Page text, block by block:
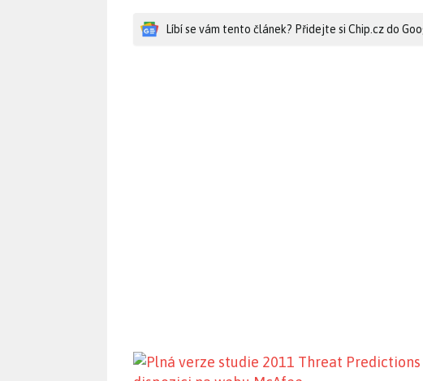
Líbí se vám tento článek? Přidejte si Chip.cz do